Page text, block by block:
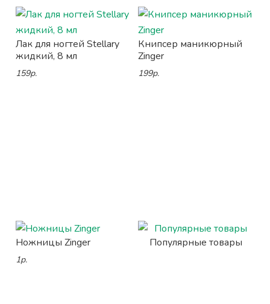
Лак для ногтей Stellary
жидкий, 8 мл
159р.
Книпсер маникюрный
Zinger
199р.
Ножницы Zinger
1р.
Популярные товары